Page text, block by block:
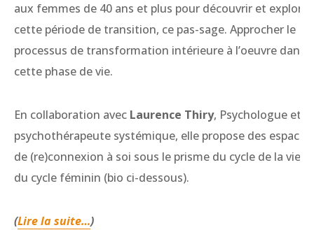
aux femmes de 40 ans et plus pour découvrir et explorer
cette période de transition, ce pas-sage. Approcher le
processus de transformation intérieure à l’oeuvre dans
cette phase de vie.
En collaboration avec Laurence Thiry, Psychologue et
psychothérapeute systémique, elle propose des espaces
de (re)connexion à soi sous le prisme du cycle de la vie et
du cycle féminin (bio ci-dessous).
(Lire la suite…)